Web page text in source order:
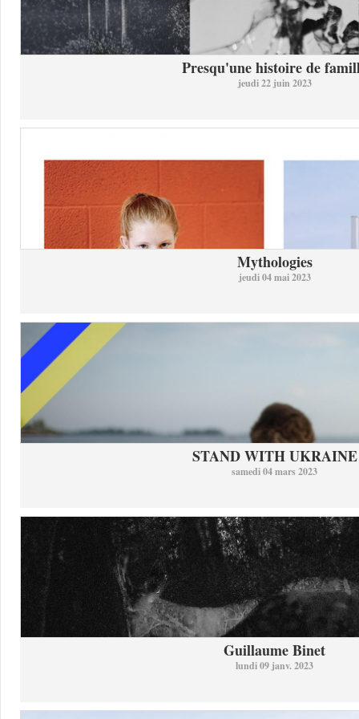
Presqu'une histoire de
jeudi 22 juin 2023
Mythologies
jeudi 04 mai 2023
STAND WITH UKRAINE
samedi 04 mars 2023
Guillaume Binet
lundi 09 janv. 2023